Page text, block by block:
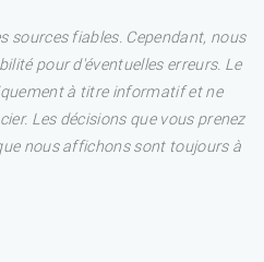
sources fiables. Cependant, nous
pour d'éventuelles erreurs. Le
à titre informatif et ne
Les décisions que vous prenez
nous affichons sont toujours à